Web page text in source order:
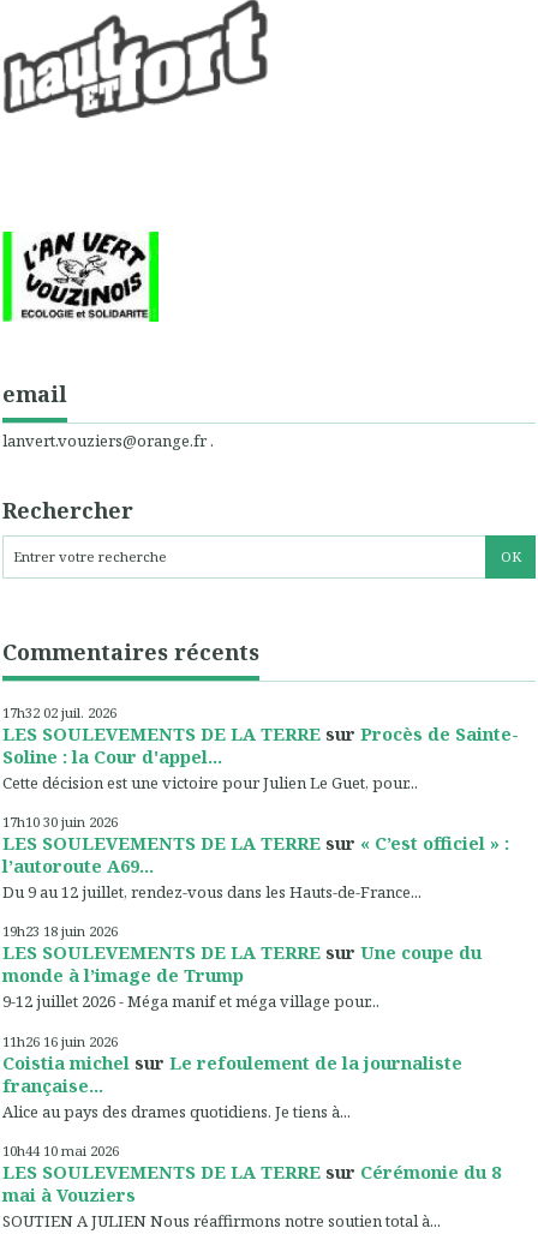
email
lanvert.vouziers@orange.fr .
Rechercher
Commentaires récents
17h32 02 juil. 2026
LES SOULEVEMENTS DE LA TERRE sur Procès de Sainte-
Soline : la Cour d'appel...
Cette décision est une victoire pour Julien Le Guet, pour...
17h10 30 juin 2026
LES SOULEVEMENTS DE LA TERRE sur « C’est officiel » :
l’autoroute A69...
Du 9 au 12 juillet, rendez-vous dans les Hauts-de-France...
19h23 18 juin 2026
LES SOULEVEMENTS DE LA TERRE sur Une coupe du
monde à l’image de Trump
9-12 juillet 2026 - Méga manif et méga village pour...
11h26 16 juin 2026
Coistia michel sur Le refoulement de la journaliste
française...
Alice au pays des drames quotidiens. Je tiens à...
10h44 10 mai 2026
LES SOULEVEMENTS DE LA TERRE sur Cérémonie du 8
mai à Vouziers
SOUTIEN A JULIEN Nous réaffirmons notre soutien total à...